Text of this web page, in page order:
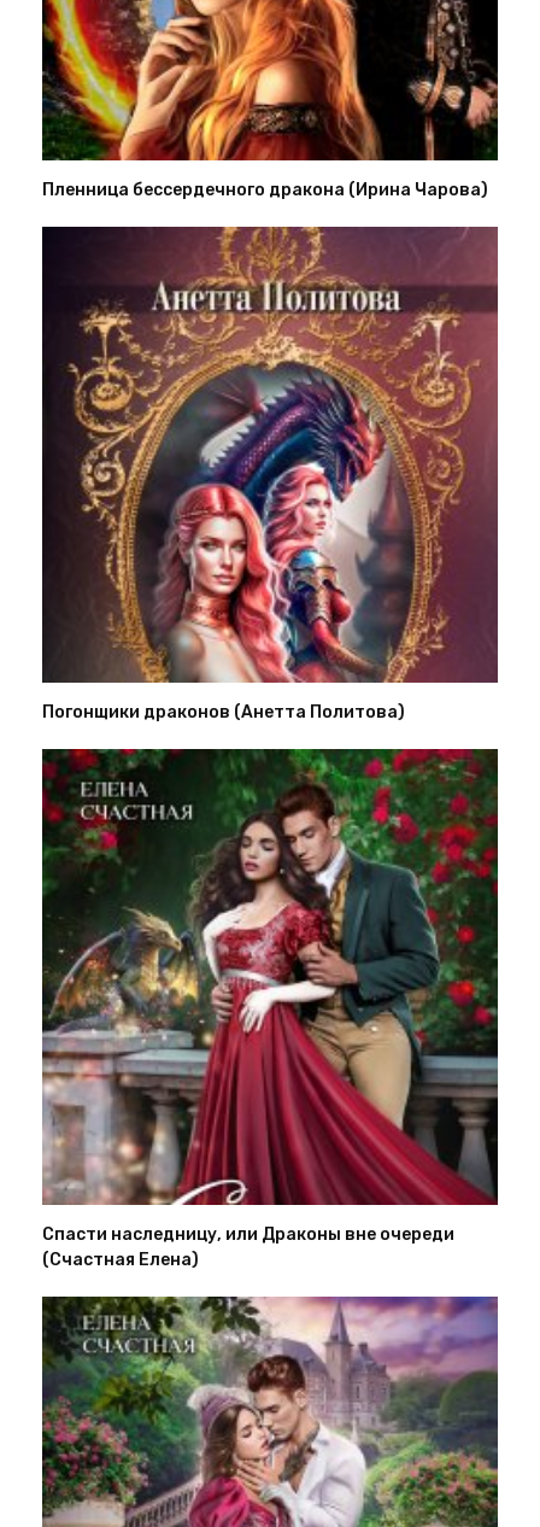
Пленница бессердечного дракона (Ирина Чарова)
Погонщики драконов (Анетта Политова)
Спасти наследницу, или Драконы вне очереди
(Счастная Елена)